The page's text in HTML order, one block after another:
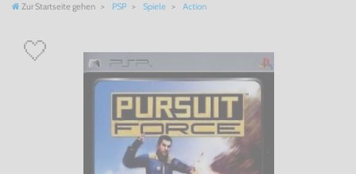
Zur Startseite gehen PSP Spiele Action